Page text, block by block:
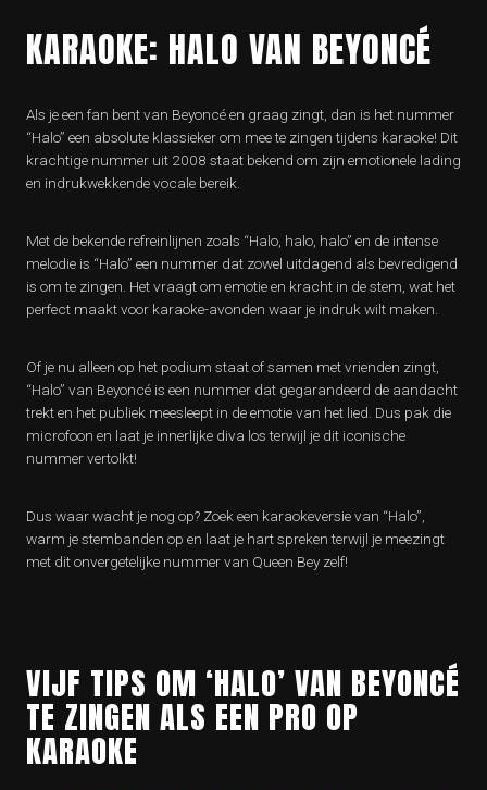
KARAOKE: HALO VAN BEYONCÉ
Als je een fan bent van Beyoncé en graag zingt, dan is het nummer
“Halo” een absolute klassieker om mee te zingen tijdens karaoke! Dit
krachtige nummer uit 2008 staat bekend om zijn emotionele lading
en indrukwekkende vocale bereik.
Met de bekende refreinlijnen zoals “Halo, halo, halo” en de intense
melodie is “Halo” een nummer dat zowel uitdagend als bevredigend
is om te zingen. Het vraagt om emotie en kracht in de stem, wat het
perfect maakt voor karaoke-avonden waar je indruk wilt maken.
Of je nu alleen op het podium staat of samen met vrienden zingt,
“Halo” van Beyoncé is een nummer dat gegarandeerd de aandacht
trekt en het publiek meesleept in de emotie van het lied. Dus pak die
microfoon en laat je innerlijke diva los terwijl je dit iconische
nummer vertolkt!
Dus waar wacht je nog op? Zoek een karaokeversie van “Halo”,
warm je stembanden op en laat je hart spreken terwijl je meezingt
met dit onvergetelijke nummer van Queen Bey zelf!
VIJF TIPS OM ‘HALO’ VAN BEYONCÉ
TE ZINGEN ALS EEN PRO OP
KARAOKE